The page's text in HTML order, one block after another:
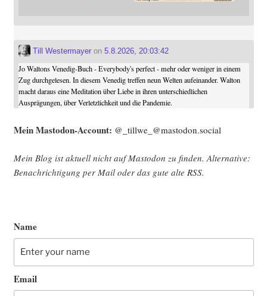
Till Westermayeron 5.8.2026, 20:03:42
Jo Waltons Venedig-Buch - Everybody's perfect - mehr oder weniger in einem
Zug durchgelesen. In diesem Venedig treffen neun Welten aufeinander. Walton
macht daraus eine Meditation über Liebe in ihren unterschiedlichen
Ausprägungen, über Verletzlichkeit und die Pandemie.
Mein Mast­o­don-Account: @_tillwe_@mastodon.social
Mein Blog ist aktu­ell nicht auf Mast­o­don zu fin­den. Alter­na­ti­ve:
Benach­rich­ti­gung per Mail oder das gute alte RSS.
Name
Email